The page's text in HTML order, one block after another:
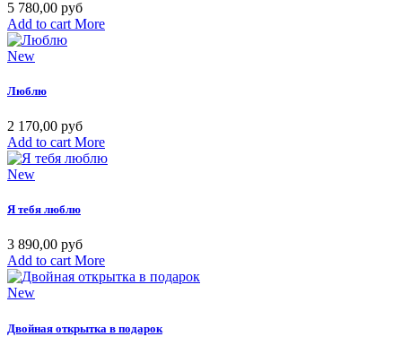
5 780,00 руб
Add to cart More
New
Люблю
2 170,00 руб
Add to cart More
New
Я тебя люблю
3 890,00 руб
Add to cart More
New
Двойная открытка в подарок